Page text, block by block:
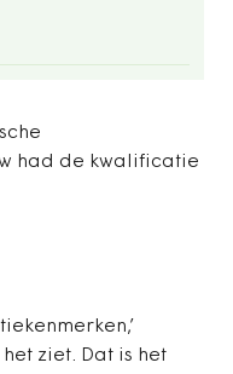
had de kwalificatie
ziet. Dat is het